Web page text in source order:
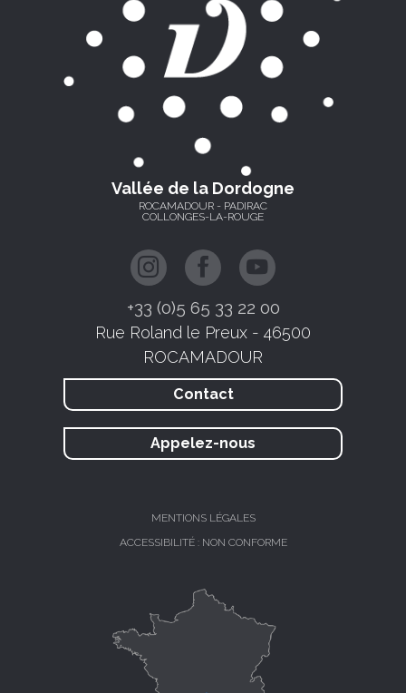
Vallée de la Dordogne
ROCAMADOUR - PADIRAC
COLLONGES-LA-ROUGE
+33 (0)5 65 33 22 00
Rue Roland le Preux - 46500
ROCAMADOUR
Contact
Appelez-nous
MENTIONS LÉGALES
ACCESSIBILITÉ : NON CONFORME